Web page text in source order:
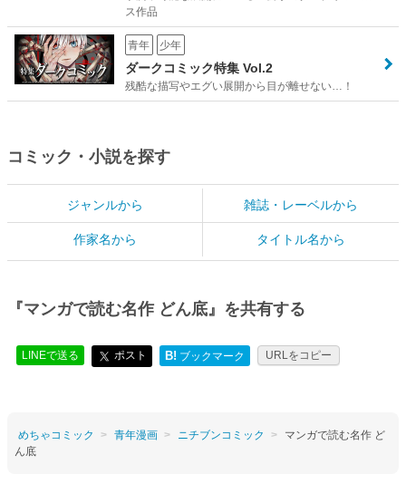
ス作品
青年 少年
ダークコミック特集 Vol.2
残酷な描写やエグい展開から目が離せない…！
コミック・小説を探す
ジャンルから 雑誌・レーベルから
作家名から タイトル名から
『マンガで読む名作 どん底』を共有する
LINEで送る ポスト B! ブックマーク URLをコピー
めちゃコミック 青年漫画 ニチブンコミック
マンガで読む名作 ど
ん底